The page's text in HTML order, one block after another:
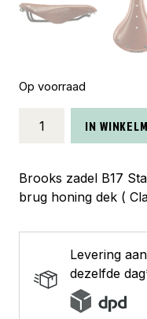
Op voorraad
zadel
heren
honing
IN
Brooks zadel B17
brug honing dek (
Levering
dezelfde